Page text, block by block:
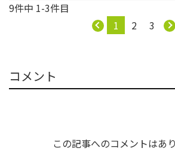
【第4回】
9件中 1-3件目
1
2 3
コメント
この記事へのコメントはあ